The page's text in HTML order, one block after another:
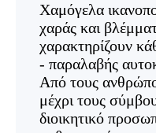
Χαμόγελα
χαράς και
χαρακτηρίζουν
- παραλαβής
Από τους
μέχρι τους
διοικητικό